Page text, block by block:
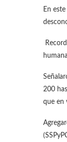
En
200
que en